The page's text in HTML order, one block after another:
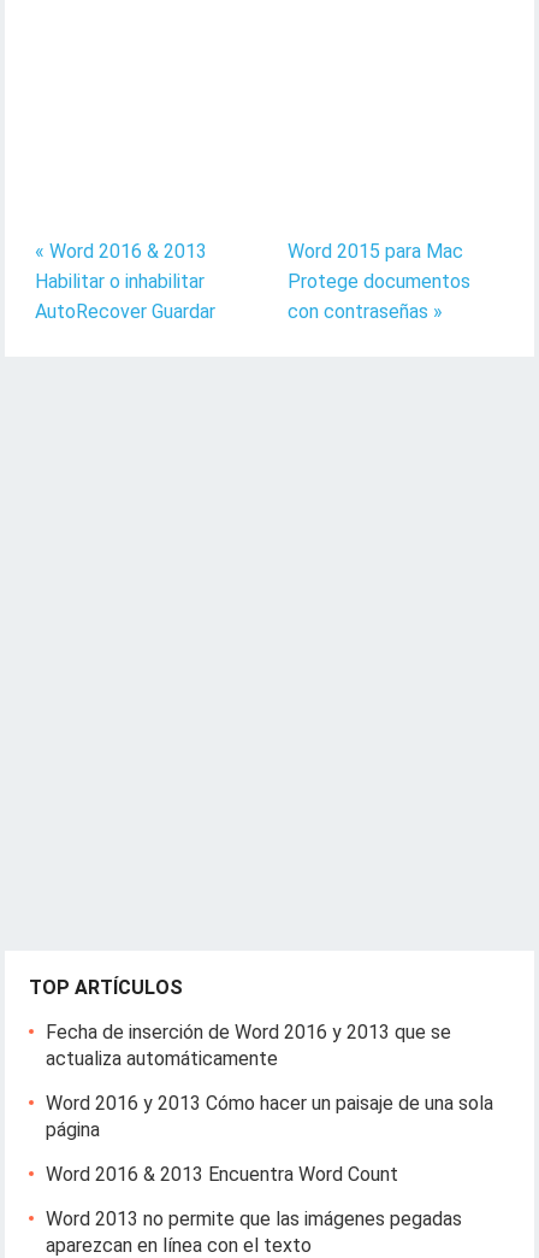
« Word 2016 & 2013
Habilitar o inhabilitar
AutoRecover Guardar
Word 2015 para Mac
Protege documentos
con contraseñas »
TOP ARTÍCULOS
Fecha de inserción de Word 2016 y 2013 que se
actualiza automáticamente
Word 2016 y 2013 Cómo hacer un paisaje de una sola
página
Word 2016 & 2013 Encuentra Word Count
Word 2013 no permite que las imágenes pegadas
aparezcan en línea con el texto